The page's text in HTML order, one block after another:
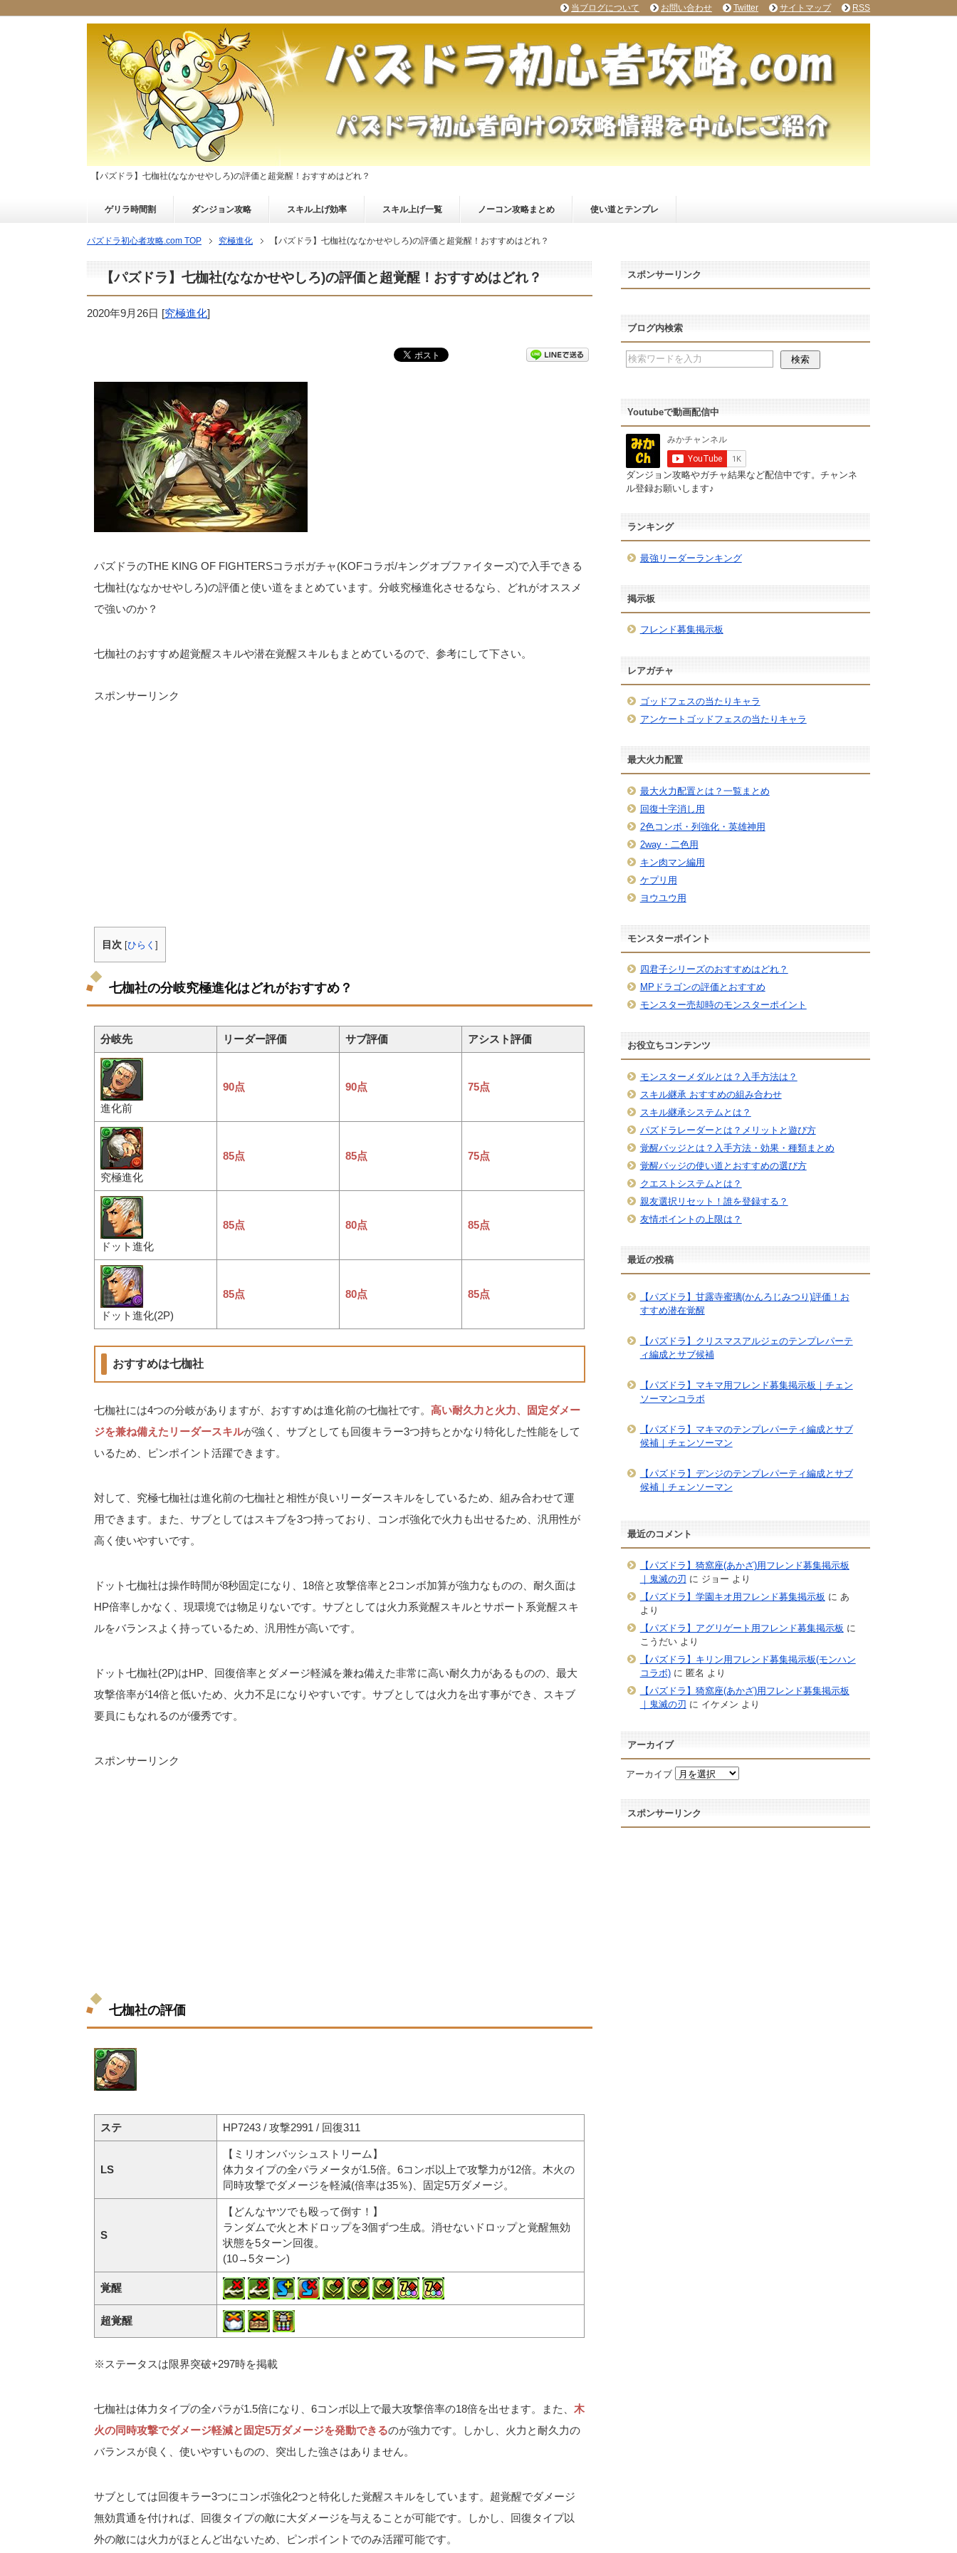
【パズドラ】七枷社(ななかせやしろ)の評価と超覚醒！おすすめはどれ？
ゲリラ時間割 ダンジョン攻略 スキル上げ効率 スキル上げ一覧 ノーコン攻略まとめ 使い道とテンプレ
パズドラ初心者攻略.com TOP 究極進化 【パズドラ】七枷社(ななかせやしろ)の評価と超覚醒！おすすめはどれ？
【パズドラ】七枷社(ななかせやしろ)の評価と超覚醒！おすすめはどれ？
2020年9月26日 [究極進化]
パズドラのTHE KING OF FIGHTERSコラボガチャ(KOFコラボ/キングオブファイターズ)で入手できる
七枷社(ななかせやしろ)の評価と使い道をまとめています。分岐究極進化させるなら、どれがオススメ
で強いのか？
七枷社のおすすめ超覚醒スキルや潜在覚醒スキルもまとめているので、参考にして下さい。
スポンサーリンク
目次 [ひらく ]
七枷社の分岐究極進化はどれがおすすめ？
分岐先 リーダー評価 サブ評価 アシスト評価
進化前
90点 90点 75点
究極進化
85点 85点 75点
ドット進化
85点 80点 85点
ドット進化(2P)
85点 80点 85点
おすすめは七枷社
七枷社には4つの分岐がありますが、おすすめは進化前の七枷社です。 高い耐久力と火力、固定ダメー
ジを兼ね備えたリーダースキルが強く、サブとしても回復キラー3つ持ちとかなり特化した性能をして
いるため、ピンポイント活躍できます。
対して、究極七枷社は進化前の七枷社と相性が良いリーダースキルをしているため、組み合わせて運
用できます。また、サブとしてはスキブを3つ持っており、コンボ強化で火力も出せるため、汎用性が
高く使いやすいです。
ドット七枷社は操作時間が8秒固定になり、18倍と攻撃倍率と2コンボ加算が強力なものの、耐久面は
HP倍率しかなく、現環境では物足りないです。サブとしては火力系覚醒スキルとサポート系覚醒スキ
ルをバランスよく持っているため、汎用性が高いです。
ドット七枷社(2P)はHP、回復倍率とダメージ軽減を兼ね備えた非常に高い耐久力があるものの、最大
攻撃倍率が14倍と低いため、火力不足になりやすいです。サブとしては火力を出す事ができ、スキブ
要員にもなれるのが優秀です。
スポンサーリンク
七枷社の評価
ステ HP7243 / 攻撃2991 / 回復311
LS
【ミリオンバッシュストリーム】
体力タイプの全パラメータが1.5倍。6コンボ以上で攻撃力が12倍。木火の
同時攻撃でダメージを軽減(倍率は35％)、固定5万ダメージ。
S
【どんなヤツでも殴って倒す！】
ランダムで火と木ドロップを3個ずつ生成。消せないドロップと覚醒無効
状態を5ターン回復。
(10→5ターン)
覚醒
超覚醒
※ステータスは限界突破+297時を掲載
七枷社は体力タイプの全パラが1.5倍になり、6コンボ以上で最大攻撃倍率の18倍を出せます。また、 木
火の同時攻撃でダメージ軽減と固定5万ダメージを発動できるのが強力です。しかし、火力と耐久力の
バランスが良く、使いやすいものの、突出した強さはありません。
サブとしては回復キラー3つにコンボ強化2つと特化した覚醒スキルをしています。超覚醒でダメージ
無効貫通を付ければ、回復タイプの敵に大ダメージを与えることが可能です。しかし、回復タイプ以
外の敵には火力がほとんど出ないため、ピンポイントでのみ活躍可能です。
スポンサーリンク
ブログ内検索
Youtubeで動画配信中
ダンジョン攻略やガチャ結果など配信中です。チャンネ
ル登録お願いします♪
ランキング
最強リーダーランキング
掲示板
フレンド募集掲示板
レアガチャ
ゴッドフェスの当たりキャラ
アンケートゴッドフェスの当たりキャラ
最大火力配置
最大火力配置とは？一覧まとめ
回復十字消し用
2色コンボ・列強化・英雄神用
2way・二色用
キン肉マン編用
ケプリ用
ヨウユウ用
モンスターポイント
四君子シリーズのおすすめはどれ？
MPドラゴンの評価とおすすめ
モンスター売却時のモンスターポイント
お役立ちコンテンツ
モンスターメダルとは？入手方法は？
スキル継承 おすすめの組み合わせ
スキル継承システムとは？
パズドラレーダーとは？メリットと遊び方
覚醒バッジとは？入手方法・効果・種類まとめ
覚醒バッジの使い道とおすすめの選び方
クエストシステムとは？
親友選択リセット！誰を登録する？
友情ポイントの上限は？
最近の投稿
【パズドラ】甘露寺蜜璃(かんろじみつり)評価！お
すすめ潜在覚醒
【パズドラ】クリスマスアルジェのテンプレパーテ
ィ編成とサブ候補
【パズドラ】マキマ用フレンド募集掲示板｜チェン
ソーマンコラボ
【パズドラ】マキマのテンプレパーティ編成とサブ
候補｜チェンソーマン
【パズドラ】デンジのテンプレパーティ編成とサブ
候補｜チェンソーマン
最近のコメント
【パズドラ】猗窩座(あかざ)用フレンド募集掲示板
｜鬼滅の刃 に ジョー より
【パズドラ】学園キオ用フレンド募集掲示板 に あ
より
【パズドラ】アグリゲート用フレンド募集掲示板 に
こうだいより
【パズドラ】キリン用フレンド募集掲示板(モンハン
コラボ)に 匿名 より
【パズドラ】猗窩座(あかざ)用フレンド募集掲示板
｜鬼滅の刃 に イケメン より
アーカイブ
アーカイブ
スポンサーリンク
当ブログについて お問い合わせ Twitter サイトマップ RSS